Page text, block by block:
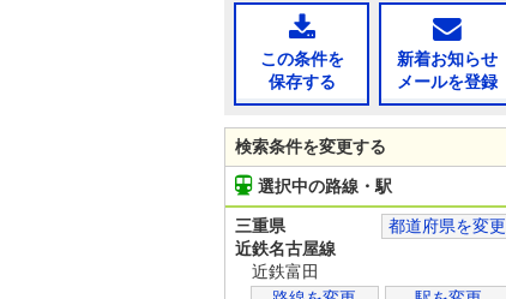
この条件を
保存する
新着お知らせ
メールを登録
検索条件を変更する
選択中の路線・駅
三重県
都道府県を変更
近鉄名古屋線
近鉄富田